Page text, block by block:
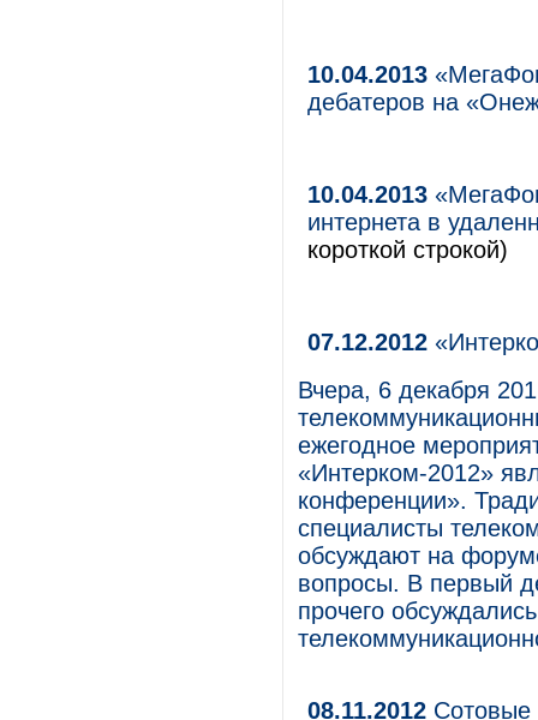
10.04.2013
дебатеров на
10.04.2013
интернета в
короткой строкой)
07.12.2012
Вчера, 6 декабря
ежегодное
«Интерком-2012»
конференции».
специалисты
обсуждают на
вопросы. В первый
прочего
08.11.2012 Сотовые